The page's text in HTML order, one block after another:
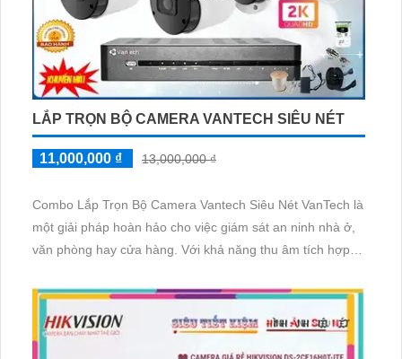
LẮP TRỌN BỘ CAMERA VANTECH SIÊU NÉT
11,000,000 ₫ 13,000,000 ₫
Combo Lắp Trọn Bộ Camera Vantech Siêu Nét VanTech là
một giải pháp hoàn hảo cho việc giám sát an ninh nhà ở,
văn phòng hay cửa hàng. Với khả năng thu âm tích hợp,
toàn diện.
Bộ camera Siêu Nét của Vantech được thiết kế với độ
phân giải cao, từ 2.0MP đến 8